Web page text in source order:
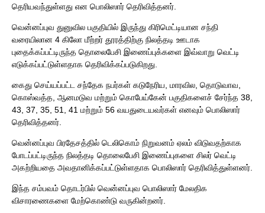
தெரியவந்துள்ளது என பொலிஸார் தெரிவித்தனர்.
வென்னப்புவ துனுவில பகுதியில் இருந்து கிரிமெட்டியான சந்தி
வரையிலான 4 கிலோ மீற்றர் தூரத்திற்கு நிலத்தடி ஊடாக
புதைக்கப்பட்டிருந்த தொலைபேசி இணைப்புக்களை இவ்வாறு வெட்டி
எடுக்கப்பட்டுள்ளதாக தெரிவிக்கப்படுகிறது.
கைது செய்யப்பட்ட சந்தேக நபர்கள் கடுநேரிய, மாரவில, தொடுவாவ,
கொஸ்வத்த, ஆனமடுவ மற்றும் கொபேய்கேன் பகுதிகளைச் சேர்ந்த 38,
43, 37, 35, 51, 41 மற்றும் 56 வயதுடையவர்கள் எனவும் பொலிஸார்
தெரிவித்தனர்.
வென்னப்புவ பிரதேசத்தில் டெலிகொம் நிறுவனம் ஏலம் விடுவதற்காக
போடப்பட்டிருந்த நிலத்தடி தொலைபேசி இணைப்புகளை சிலர் வெட்டி
அகற்றியதை அவதானிக்கப்பட்டுள்ளதாக பொலிஸார் தெரிவித்துள்ளனர்.
இந்த சம்பவம் தொடர்பில் வென்னப்புவ பொலிஸார் மேலதிக
விசாரணைகளை மேற்கொண்டு வருகின்றனர்.